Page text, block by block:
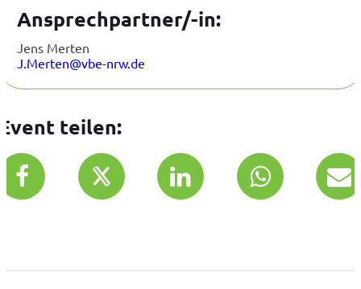
Ansprechpartner/-in:
Jens Merten
J.Merten@vbe-nrw.de
teilen: